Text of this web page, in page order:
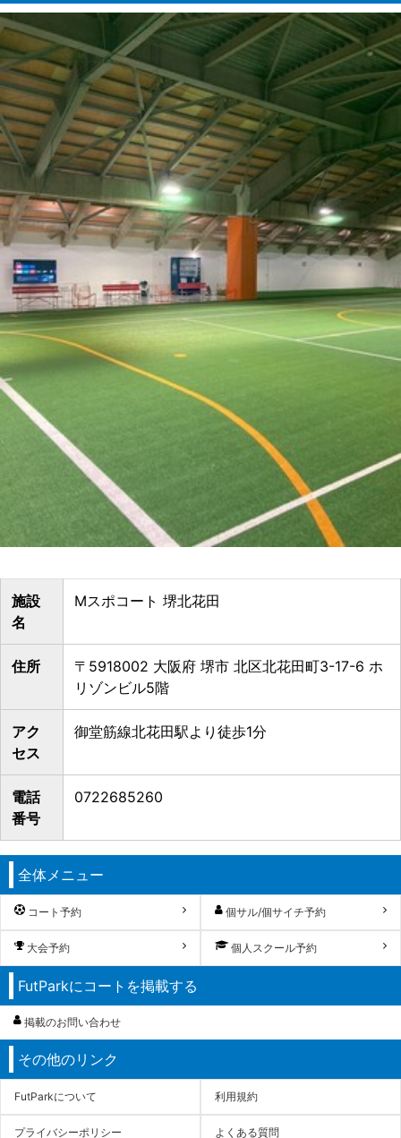
施設
名
Mスポコート 堺北花田
住所
〒5918002 大阪府 堺市 北区北花田町3-17-6 ホ
リゾンビル5階
アク
セス
御堂筋線北花田駅より徒歩1分
電話
番号
0722685260
全体メニュー
コート予約 個サル/個サイチ予約
大会予約 個人スクール予約
FutParkにコートを掲載する
掲載のお問い合わせ
その他のリンク
FutParkについて 利用規約
プライバシーポリシー よくある質問